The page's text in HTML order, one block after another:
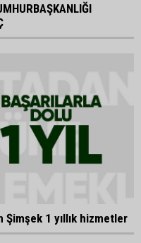
Şimşek 1 yıllık hizmetler